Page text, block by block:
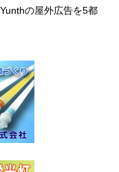
の屋外広告を5都